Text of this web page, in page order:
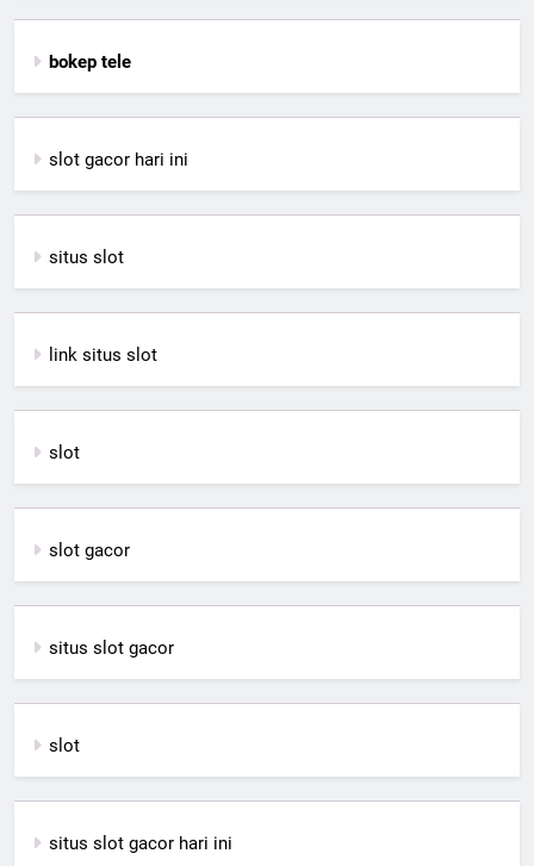
bokep tele
slot gacor hari ini
situs slot
link situs slot
slot
slot gacor
situs slot gacor
slot
situs slot gacor hari ini